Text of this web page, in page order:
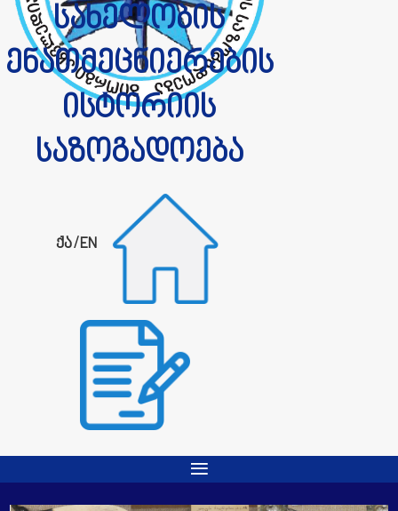
სახელობის
ენათმეცნიერების
ისტორიის
საზოგადოება
ქა/EN